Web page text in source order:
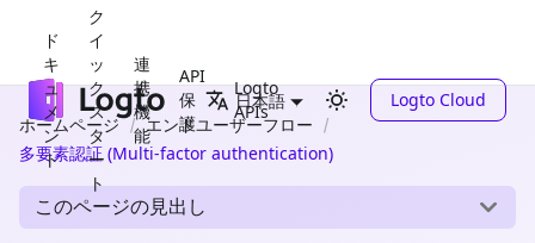
ド
キ
ュ
メ
ン
ト
ク
イ
ッ
ク
ス
タ
ー
ト
連
携
機
能
API
保
護
Logto
APIs
日本語
Logto Cloud
ホームページ
エンドユーザーフロー
多要素認証 (Multi-factor authentication)
このページの見出し